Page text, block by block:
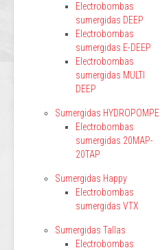
Electrobombas
sumergidas DEEP
Electrobombas
sumergidas E-DEEP
Electrobombas
sumergidas MULTI
DEEP
Sumergidas HYDROPOMPE
Electrobombas
sumergidas 20MAP-
20TAP
Sumergidas Happy
Electrobombas
sumergidas VTX
Sumergidas Tallas
Electrobombas